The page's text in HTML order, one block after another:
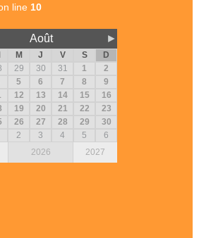
line 10
Août ►
M J V S
D
29 30 31 1
2
5 6 7 8
9
12 13 14 15
16
19 20 21 22
23
26 27 28 29
30
2 3 4 5
6
2026 2027